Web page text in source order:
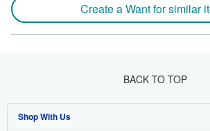
Create a Want for similar
BACK TO TOP
Shop With Us